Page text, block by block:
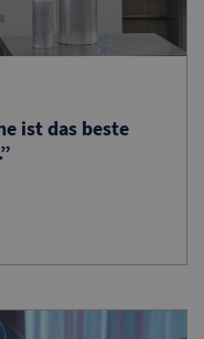
ist das beste